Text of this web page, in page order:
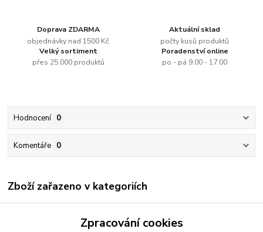
Doprava ZDARMA
objednávky nad 1500 Kč
Aktuální sklad
počty kusů produktů
Velký sortiment
přes 25.000 produktů
Poradenství online
po - pá 9.00 - 17.00
Hodnocení 0
Komentáře 0
Zboží zařazeno v kategoriích
Renesans
Olejové barvy jednotlivěZpracování cookies